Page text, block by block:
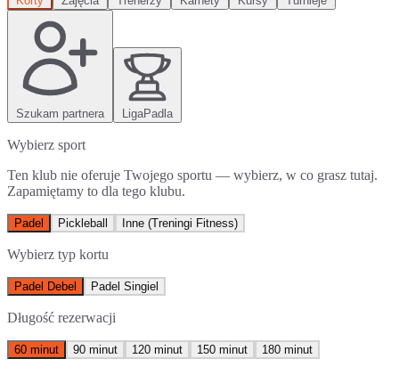
Szukam partnera LigaPadla
Wybierz sport
Ten klub nie oferuje Twojego sportu — wybierz, w co grasz tutaj.
Zapamiętamy to dla tego klubu.
Padel Pickleball Inne (Treningi Fitness)
Wybierz typ kortu
Padel Debel Padel Singiel
Długość rezerwacji
60 minut 90 minut 120 minut 150 minut 180 minut